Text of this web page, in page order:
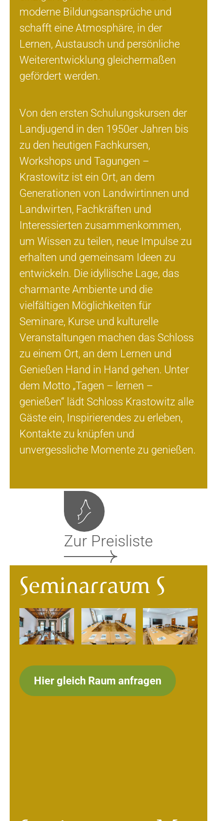
moderne Bildungsansprüche und
schafft eine Atmosphäre, in der
Lernen, Austausch und persönliche
Weiterentwicklung gleichermaßen
gefördert werden.
Von den ersten Schulungskursen der
Landjugend in den 1950er Jahren bis
zu den heutigen Fachkursen,
Workshops und Tagungen –
Krastowitz ist ein Ort, an dem
Generationen von Landwirtinnen und
Landwirten, Fachkräften und
Interessierten zusammenkommen,
um Wissen zu teilen, neue Impulse zu
erhalten und gemeinsam Ideen zu
entwickeln. Die idyllische Lage, das
charmante Ambiente und die
vielfältigen Möglichkeiten für
Seminare, Kurse und kulturelle
Veranstaltungen machen das Schloss
zu einem Ort, an dem Lernen und
Genießen Hand in Hand gehen. Unter
dem Motto „Tagen – lernen –
genießen“ lädt Schloss Krastowitz alle
Gäste ein, Inspirierendes zu erleben,
Kontakte zu knüpfen und
unvergessliche Momente zu genießen.
Zur Preisliste
Seminarraum S
Hier gleich Raum anfragen